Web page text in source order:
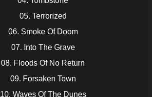
05. Terrorized
06. Smoke Of Doom
07. Into The Grave
08. Floods Of No Return
09. Forsaken Town
10. Waves Of The Dunes